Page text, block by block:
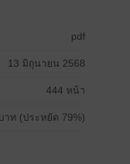
pdf
13 มิถุนายน 2568
444 หน้า
าท (ประหยัด 79%)